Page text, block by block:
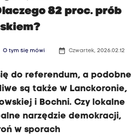
82 proc. prób
O tym się mówi date_range Czwartek, 2026.02.12
do referendum, a podobne
są także w Lanckoronie,
i Bochni. Czy lokalne
narzędzie demokracji,
w sporach